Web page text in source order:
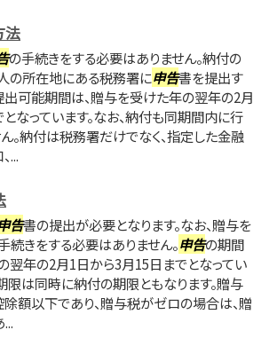
法
の手続きをする必要はありません。納付の
の所在地にある税務署に申告書を提出す
出可能期間は、贈与を受けた年の翌年の2月
なっています。なお、納付も同期間内に行
。納付は税務署だけでなく、指定した金融
...
告書の提出が必要となります。なお、贈与を
続きをする必要はありません。申告の期間
翌年の2月1日から3月15日までとなってい
限は同時に納付の期限ともなります。贈与
額以下であり、贈与税がゼロの場合は、贈